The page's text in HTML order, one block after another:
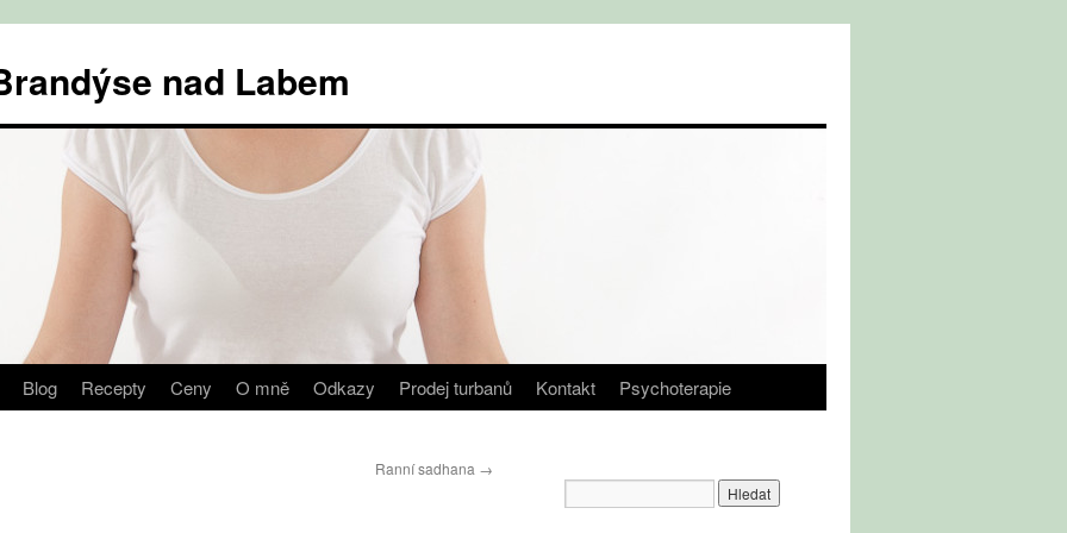
nad Labem
Blog Recepty Ceny O mně Odkazy Prodej turbanů Kontakt Psychoterapie
Ranní sadhana →